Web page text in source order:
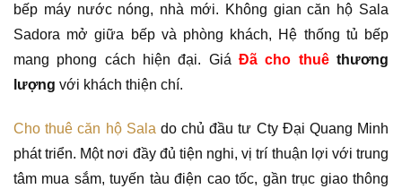
bếp máy nước nóng, nhà mới. Không gian căn hộ Sala
Sadora mở giữa bếp và phòng khách, Hệ thống tủ bếp
mang phong cách hiện đại. Giá Đã cho thuêthương
lượng với khách thiện chí.
Cho thuê căn hộ Sala do chủ đầu tư Cty Đại Quang Minh
phát triển. Một nơi đầy đủ tiện nghi, vị trí thuận lợi với trung
tâm mua sắm, tuyến tàu điện cao tốc, gần trục giao thông